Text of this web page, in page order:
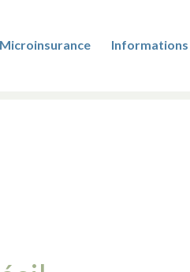
Informations